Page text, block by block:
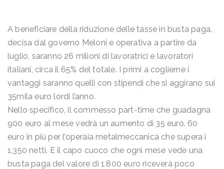
A beneficiare della riduzione delle tasse in busta paga,
decisa dal governo Meloni e operativa a partire da
luglio, saranno 26 milioni di lavoratrici e lavoratori
italiani, circa il 65% del totale. I primi a coglierne i
vantaggi saranno quelli con stipendi che si aggirano sui
35mila euro lordi l’anno.
Nello specifico, il commesso part-time che guadagna
900 euro al mese vedrà un aumento di 35 euro. 60
euro in più per l’operaia metalmeccanica che supera i
1.350 netti. E il capo cuoco che ogni mese vede una
busta paga del valore di 1.800 euro riceverà poco